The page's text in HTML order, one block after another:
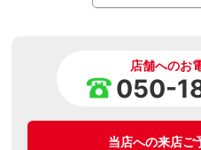
店舗へのお
050-
当店への来店ご